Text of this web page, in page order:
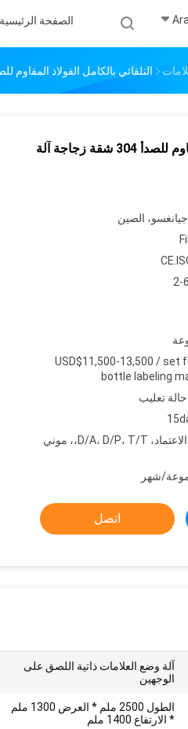
الصفحة الرئيسية
التلقائي بالكامل الفولاذ المقاوم للصدأ 304 شقة زجاجة آلة وسم مع 2
التلقائي بالكامل الفولاذ المقاوم للصدأ 304 شقة زجاجة آلة
الصين
USD$11,500-13,500 / set
bottle labeling
تعليب
خطاب الاعتماد، D/A، D/P، T/T،، موني
اتصل
آلة وضع العلامات ذاتية اللصق على
الوجهين
الطول 2500 ملم * العرض 1300 ملم
* الارتفاع 1400 ملم